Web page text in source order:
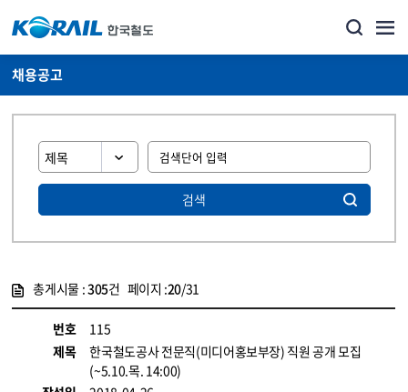
채용공고
검색
총게시물 :305건 페이지 :20/31
번호
115
제목
한국철도공사 전문직(미디어홍보부장) 직원 공개 모집
(~5.10.목. 14:00)